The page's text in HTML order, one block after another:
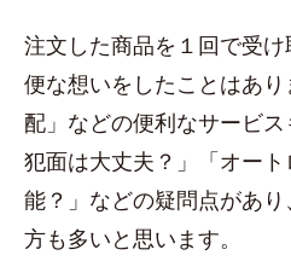
注文した商品を１回で受
便な想いをしたことはあ
配」などの便利なサービ
犯面は大丈夫？」「オー
能？」などの疑問点があ
方も多いと思います。